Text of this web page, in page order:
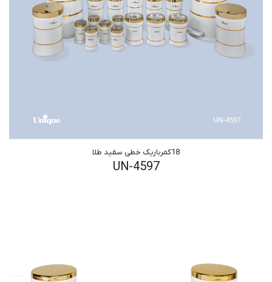
18کمرباریک خطی سفید طلا
UN-4597